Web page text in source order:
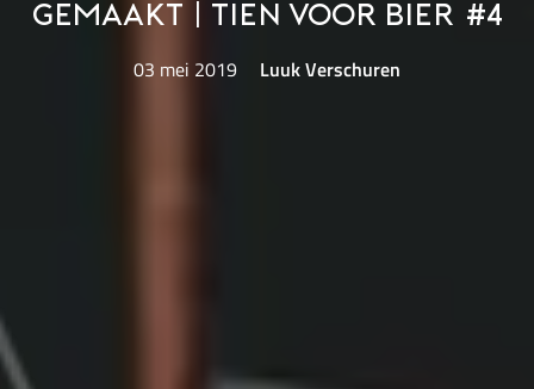
gemaakt | Tien voor bier #4
03 mei 2019 Luuk Verschuren